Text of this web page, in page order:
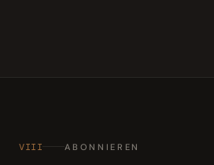
VIII ABONNIEREN